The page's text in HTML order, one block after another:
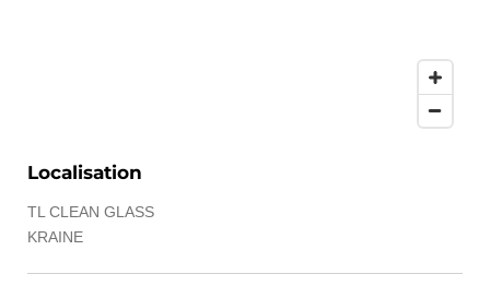
Localisation
TL CLEAN GLASS
KRAINE